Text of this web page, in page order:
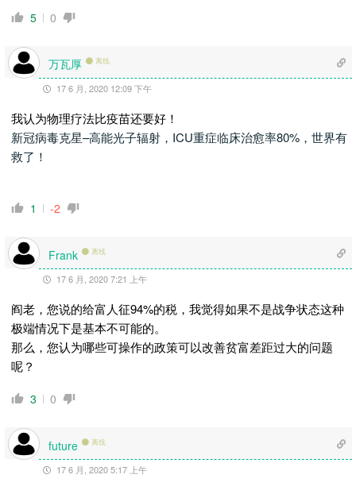
5 0
万瓦厚 离线
17 6 月, 2020 12:09 下午
我认为物理疗法比疫苗还要好！
新冠病毒克星–高能光子辐射，ICU重症临床治愈率80%，世界有
救了！
1 -2
Frank 离线
17 6 月, 2020 7:21 上午
阎老，您说的给富人征94%的税，我觉得如果不是战争状态这种
极端情况下是基本不可能的。
那么，您认为哪些可操作的政策可以改善贫富差距过大的问题
呢？
3 0
future 离线
17 6 月, 2020 5:17 上午